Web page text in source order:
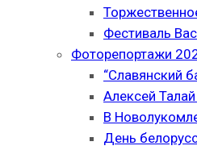
Фестиваль
Фоторепортажи
“Славянский
Алексей
В
День